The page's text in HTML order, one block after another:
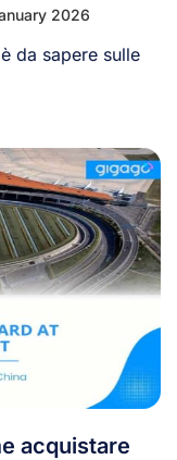
2026
da sapere sulle
acquistare